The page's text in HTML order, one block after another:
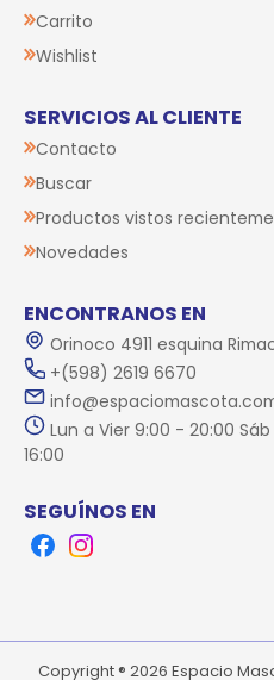
Carrito
Wishlist
SERVICIOS AL CLIENTE
Contacto
Buscar
Productos vistos
Novedades
ENCONTRANOS EN
Orinoco 4911 esquina
+(598) 2619 6670
Lun a Vier 9:00 - 20:00
16:00
SEGUÍNOS EN
FacebookInstagram
Copyright ® 2026 Espacio